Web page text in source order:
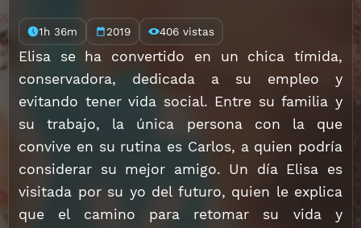
1h 36m 2019 406 vistas
Elisa se ha convertido en un chica tímida,
conservadora, dedicada a su empleo y
evitando tener vida social. Entre su familia y
su trabajo, la única persona con la que
convive en su rutina es Carlos, a quien podría
considerar su mejor amigo. Un día Elisa es
visitada por su yo del futuro, quien le explica
que el camino para retomar su vida y